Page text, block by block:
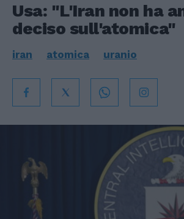
Usa: "L'Iran non ha
deciso sull'atomica"
iran atomica uranio